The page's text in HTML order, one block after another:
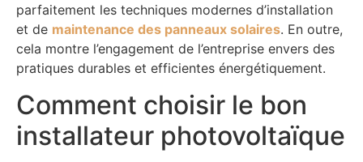
parfaitement les techniques modernes d’installation
et de maintenance des panneaux solaires. En outre,
cela montre l’engagement de l’entreprise envers des
pratiques durables et efficientes énergétiquement.
Comment choisir le bon
installateur photovoltaïque